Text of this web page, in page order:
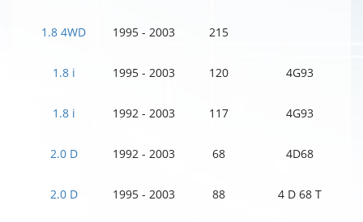
1.8 4WD 1995 - 2003 215
1.8 i 1995 - 2003 120 4G93
1.8 i 1992 - 2003 117 4G93
2.0 D 1992 - 2003 68 4D68
2.0 D 1995 - 2003 88 4 D 68 T